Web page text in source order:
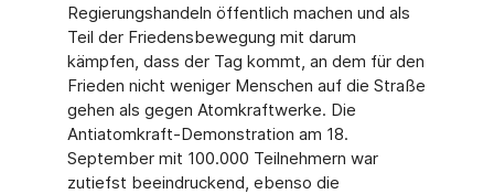
Regierungshandeln öffentlich machen und als
Teil der Friedensbewegung mit darum
kämpfen, dass der Tag kommt, an dem für den
Frieden nicht weniger Menschen auf die Straße
gehen als gegen Atomkraftwerke. Die
Antiatomkraft-Demonstration am 18.
September mit 100.000 Teilnehmern war
zutiefst beeindruckend, ebenso die